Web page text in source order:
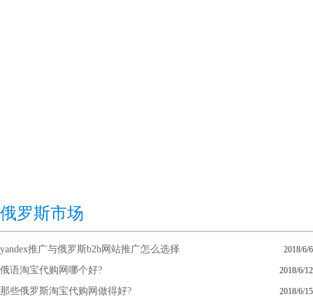
俄罗斯市场
yandex推广与俄罗斯b2b网站推广怎么选择 2018/6/6
俄语淘宝代购网哪个好? 2018/6/12
那些俄罗斯淘宝代购网做得好? 2018/6/15